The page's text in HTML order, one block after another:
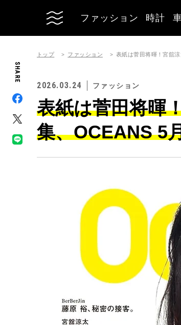
ファッション 時計
SHARE
トップ ファッション 表紙は菅田将暉！宮舘
2026.03.24 ファッション
表紙は菅田将暉
集、OCEANS 5